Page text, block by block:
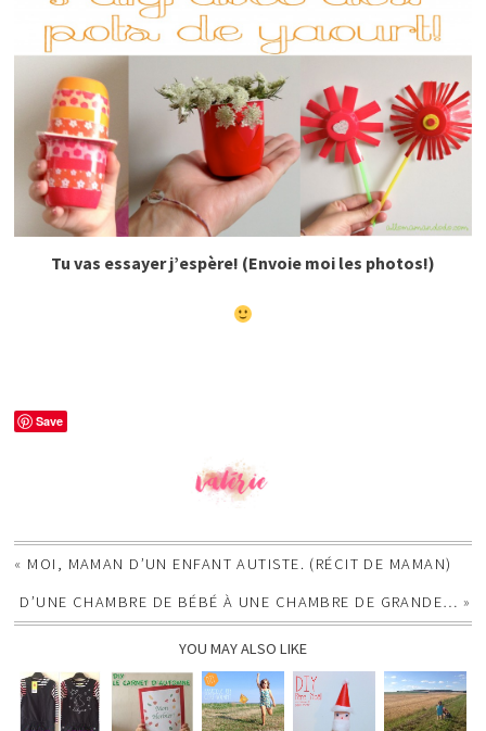
Tu vas essayer j’espère! (Envoie moi les photos!)
Save
« MOI, MAMAN D’UN ENFANT AUTISTE. (RÉCIT DE MAMAN)
D’UNE CHAMBRE DE BÉBÉ À UNE CHAMBRE DE GRANDE… »
YOU MAY ALSO LIKE